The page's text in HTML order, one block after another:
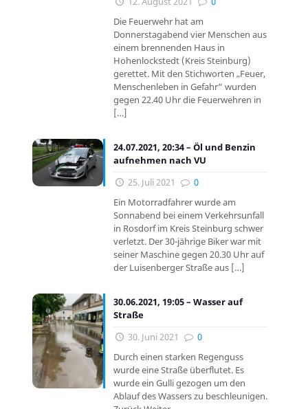
Die Feuerwehr hat am
Donnerstagabend vier Menschen aus
einem brennenden Haus in
Hohenlockstedt (Kreis Steinburg)
gerettet. Mit den Stichworten „Feuer,
Menschenleben in Gefahr“ wurden
gegen 22.40 Uhr die Feuerwehren in
[…]
24.07.2021, 20:34 – Öl und Benzin
aufnehmen nach VU
25. Juli 2021
0
Ein Motorradfahrer wurde am
Sonnabend bei einem Verkehrsunfall
in Rosdorf im Kreis Steinburg schwer
verletzt. Der 30-jährige Biker war mit
seiner Maschine gegen 20.30 Uhr auf
der Luisenberger Straße aus […]
30.06.2021, 19:05 – Wasser auf
Straße
30. Juni 2021
0
Durch einen starken Regenguss
wurde eine Straße überflutet. Es
wurde ein Gulli gezogen um den
Ablauf des Wassers zu beschleunigen.